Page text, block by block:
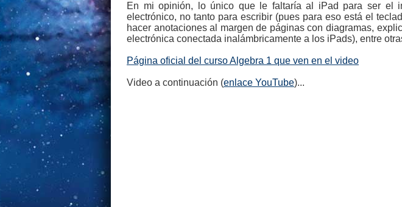
En mi opinión, lo único que le faltaría al iPad para ser el
electrónico, no tanto para escribir (pues para eso está el
hacer anotaciones al margen de páginas con diagramas,
electrónica conectada inalámbricamente a los iPads), entre
Página oficial del curso Algebra 1 que ven en el video
Video a continuación (enlace YouTube)...